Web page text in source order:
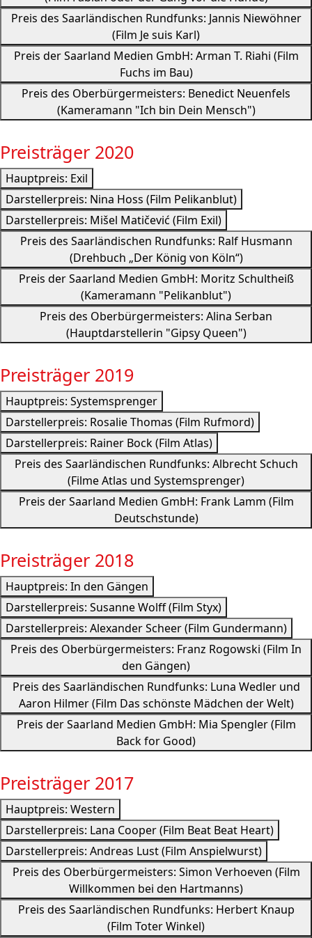
Preis des Saarländischen Rundfunks: Jannis Niewöhner
(Film Je suis Karl)
Preis der Saarland Medien GmbH: Arman T. Riahi (Film
Fuchs im Bau)
Preis des Oberbürgermeisters: Benedict Neuenfels
(Kameramann "Ich bin Dein Mensch")
Preisträger 2020
Hauptpreis: Exil
Darstellerpreis: Nina Hoss (Film Pelikanblut)
Darstellerpreis: Mišel Matičević (Film Exil)
Preis des Saarländischen Rundfunks: Ralf Husmann
(Drehbuch „Der König von Köln“)
Preis der Saarland Medien GmbH: Moritz Schultheiß
(Kameramann "Pelikanblut")
Preis des Oberbürgermeisters: Alina Serban
(Hauptdarstellerin "Gipsy Queen")
Preisträger 2019
Hauptpreis: Systemsprenger
Darstellerpreis: Rosalie Thomas (Film Rufmord)
Darstellerpreis: Rainer Bock (Film Atlas)
Preis des Saarländischen Rundfunks: Albrecht Schuch
(Filme Atlas und Systemsprenger)
Preis der Saarland Medien GmbH: Frank Lamm (Film
Deutschstunde)
Preisträger 2018
Hauptpreis: In den Gängen
Darstellerpreis: Susanne Wolff (Film Styx)
Darstellerpreis: Alexander Scheer (Film Gundermann)
Preis des Oberbürgermeisters: Franz Rogowski (Film In
den Gängen)
Preis des Saarländischen Rundfunks: Luna Wedler und
Aaron Hilmer (Film Das schönste Mädchen der Welt)
Preis der Saarland Medien GmbH: Mia Spengler (Film
Back for Good)
Preisträger 2017
Hauptpreis: Western
Darstellerpreis: Lana Cooper (Film Beat Beat Heart)
Darstellerpreis: Andreas Lust (Film Anspielwurst)
Preis des Oberbürgermeisters: Simon Verhoeven (Film
Willkommen bei den Hartmanns)
Preis des Saarländischen Rundfunks: Herbert Knaup
(Film Toter Winkel)